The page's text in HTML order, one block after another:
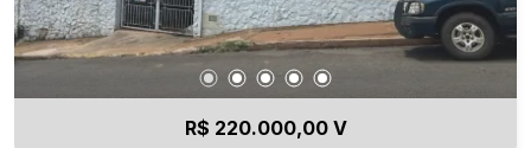
R$ 220.000,00 V